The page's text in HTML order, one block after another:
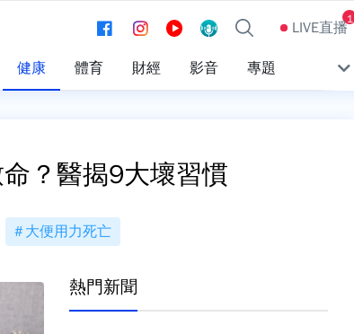
LIVE直播1
健康 體育 財經 影音 專題
？醫揭9大壞習慣
大便用力死亡
熱門新聞